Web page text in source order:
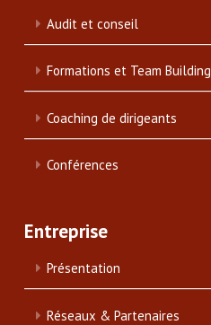
Audit et conseil
Formations et Team Building
Coaching de dirigeants
Conférences
Entreprise
Présentation
Réseaux & Partenaires